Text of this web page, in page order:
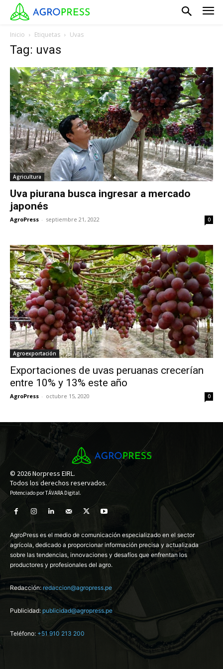
Inicio Etiquetas Uvas
Tag: uvas
Agricultura
Uva piurana busca ingresar a mercado
japonés
AgroPress - septiembre 21, 2022 0
Agroexportación
Exportaciones de uvas peruanas crecerían
entre 10% y 13% este año
AgroPress - octubre 15, 2020 0
© 2026 Norpress EIRL.
Todos los derechos reservados.
Potenciado porTÁVARA Digital.
AgroPress es el medio de comunicación especializado en el sector
agrícola, dedicado a proporcionar información precisa y actualizada
sobre las tendencias, innovaciones y desafíos que enfrentan los
productores y profesionales del agro.
Redacción:redaccion@agropress.pe
Publicidad: publicidad@agropress.pe
Teléfono: +51 910 213 200